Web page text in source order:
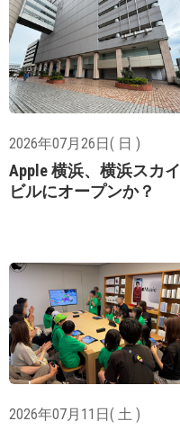
2026年07月26日( 日 )
Apple 横浜、横浜スカイ
ビルにオープンか？
2026年07月11日( 土 )